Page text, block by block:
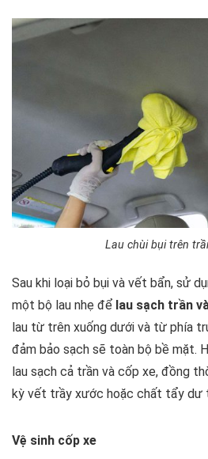
Lau chùi bụi trên
Sau khi loại bỏ bụi và vết bẩn, sử
một bộ lau nhẹ để lau sạch trần
lau từ trên xuống dưới và từ phía
đảm bảo sạch sẽ toàn bộ bề mặt.
lau sạch cả trần và cốp xe, đồng
kỳ vết trầy xước hoặc chất tẩy dư
Vệ sinh cốp xe